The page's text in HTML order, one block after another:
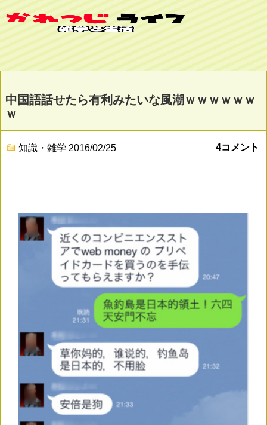
中国語話せたら有利みたいな風潮ｗｗｗｗｗｗ
ｗ
知識・雑学 2016/02/25 4コメント